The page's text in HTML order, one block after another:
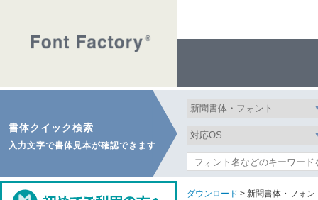
書体クイック検索
入力文字で書体見本が確認できます
ダウンロード > 新聞書体・フォン